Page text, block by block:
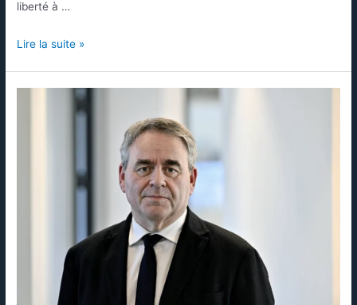
liberté à …
Lire la suite »